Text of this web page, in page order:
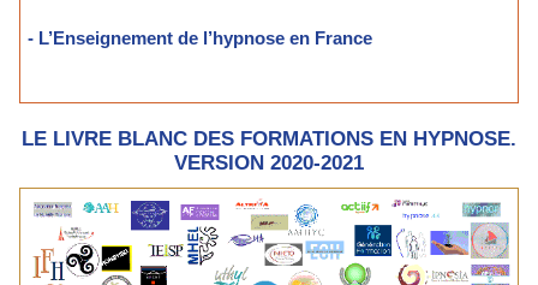
- L’Enseignement de l’hypnose en France
LE LIVRE BLANC DES FORMATIONS EN HYPNOSE.
VERSION 2020-2021